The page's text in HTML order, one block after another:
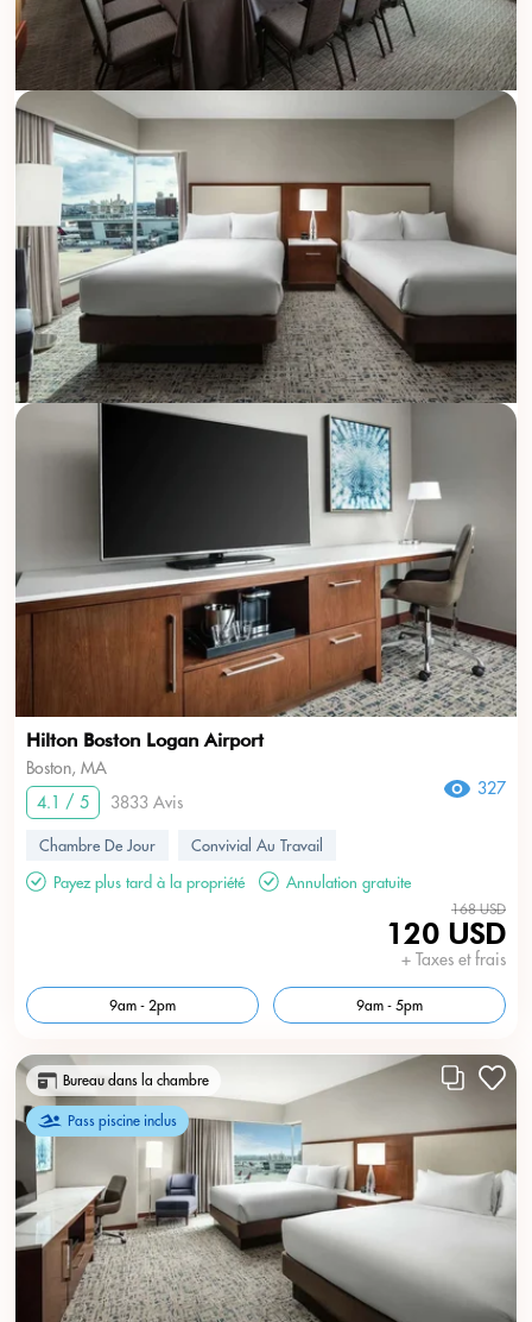
Hilton Boston Logan Airport
Boston, MA
4.1 / 5
3833 Avis
327
Chambre De Jour
Convivial Au Travail
Payez plus tard à la propriété
Annulation gratuite
168 USD
120 USD
+ Taxes et frais
9am - 2pm 9am - 5pm
Bureau dans la chambre
Pass piscine inclus